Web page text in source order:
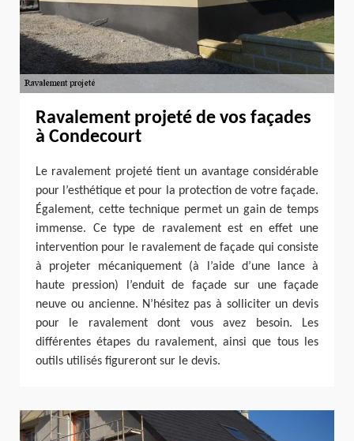
Ravalement projeté de vos façades
à Condecourt
Le ravalement projeté tient un avantage considérable
pour l’esthétique et pour la protection de votre façade.
Également, cette technique permet un gain de temps
immense. Ce type de ravalement est en effet une
intervention pour le ravalement de façade qui consiste
à projeter mécaniquement (à l’aide d’une lance à
haute pression) l’enduit de façade sur une façade
neuve ou ancienne. N’hésitez pas à solliciter un devis
pour le ravalement dont vous avez besoin. Les
différentes étapes du ravalement, ainsi que tous les
outils utilisés figureront sur le devis.